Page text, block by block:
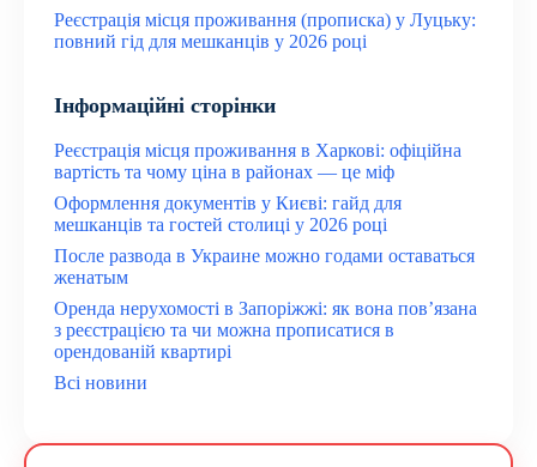
Реєстрація місця проживання (прописка) у Луцьку:
повний гід для мешканців у 2026 році
Інформаційні сторінки
Реєстрація місця проживання в Харкові: офіційна
вартість та чому ціна в районах — це міф
Оформлення документів у Києві: гайд для
мешканців та гостей столиці у 2026 році
После развода в Украине можно годами оставаться
женатым
Оренда нерухомості в Запоріжжі: як вона пов’язана
з реєстрацією та чи можна прописатися в
орендованій квартирі
Всі новини